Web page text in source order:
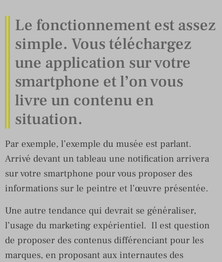
Le fonctionnement est assez
simple. Vous téléchargez
une application sur votre
smartphone et l’on vous
livre un contenu en
situation.
Par exemple, l’exemple du musée est parlant.
Arrivé devant un tableau une notification arrivera
sur votre smartphone pour vous proposer des
informations sur le peintre et l’œuvre présentée.
Une autre tendance qui devrait se généraliser,
l’usage du marketing expérientiel. Il est question
de proposer des contenus différenciant pour les
marques, en proposant aux internautes des